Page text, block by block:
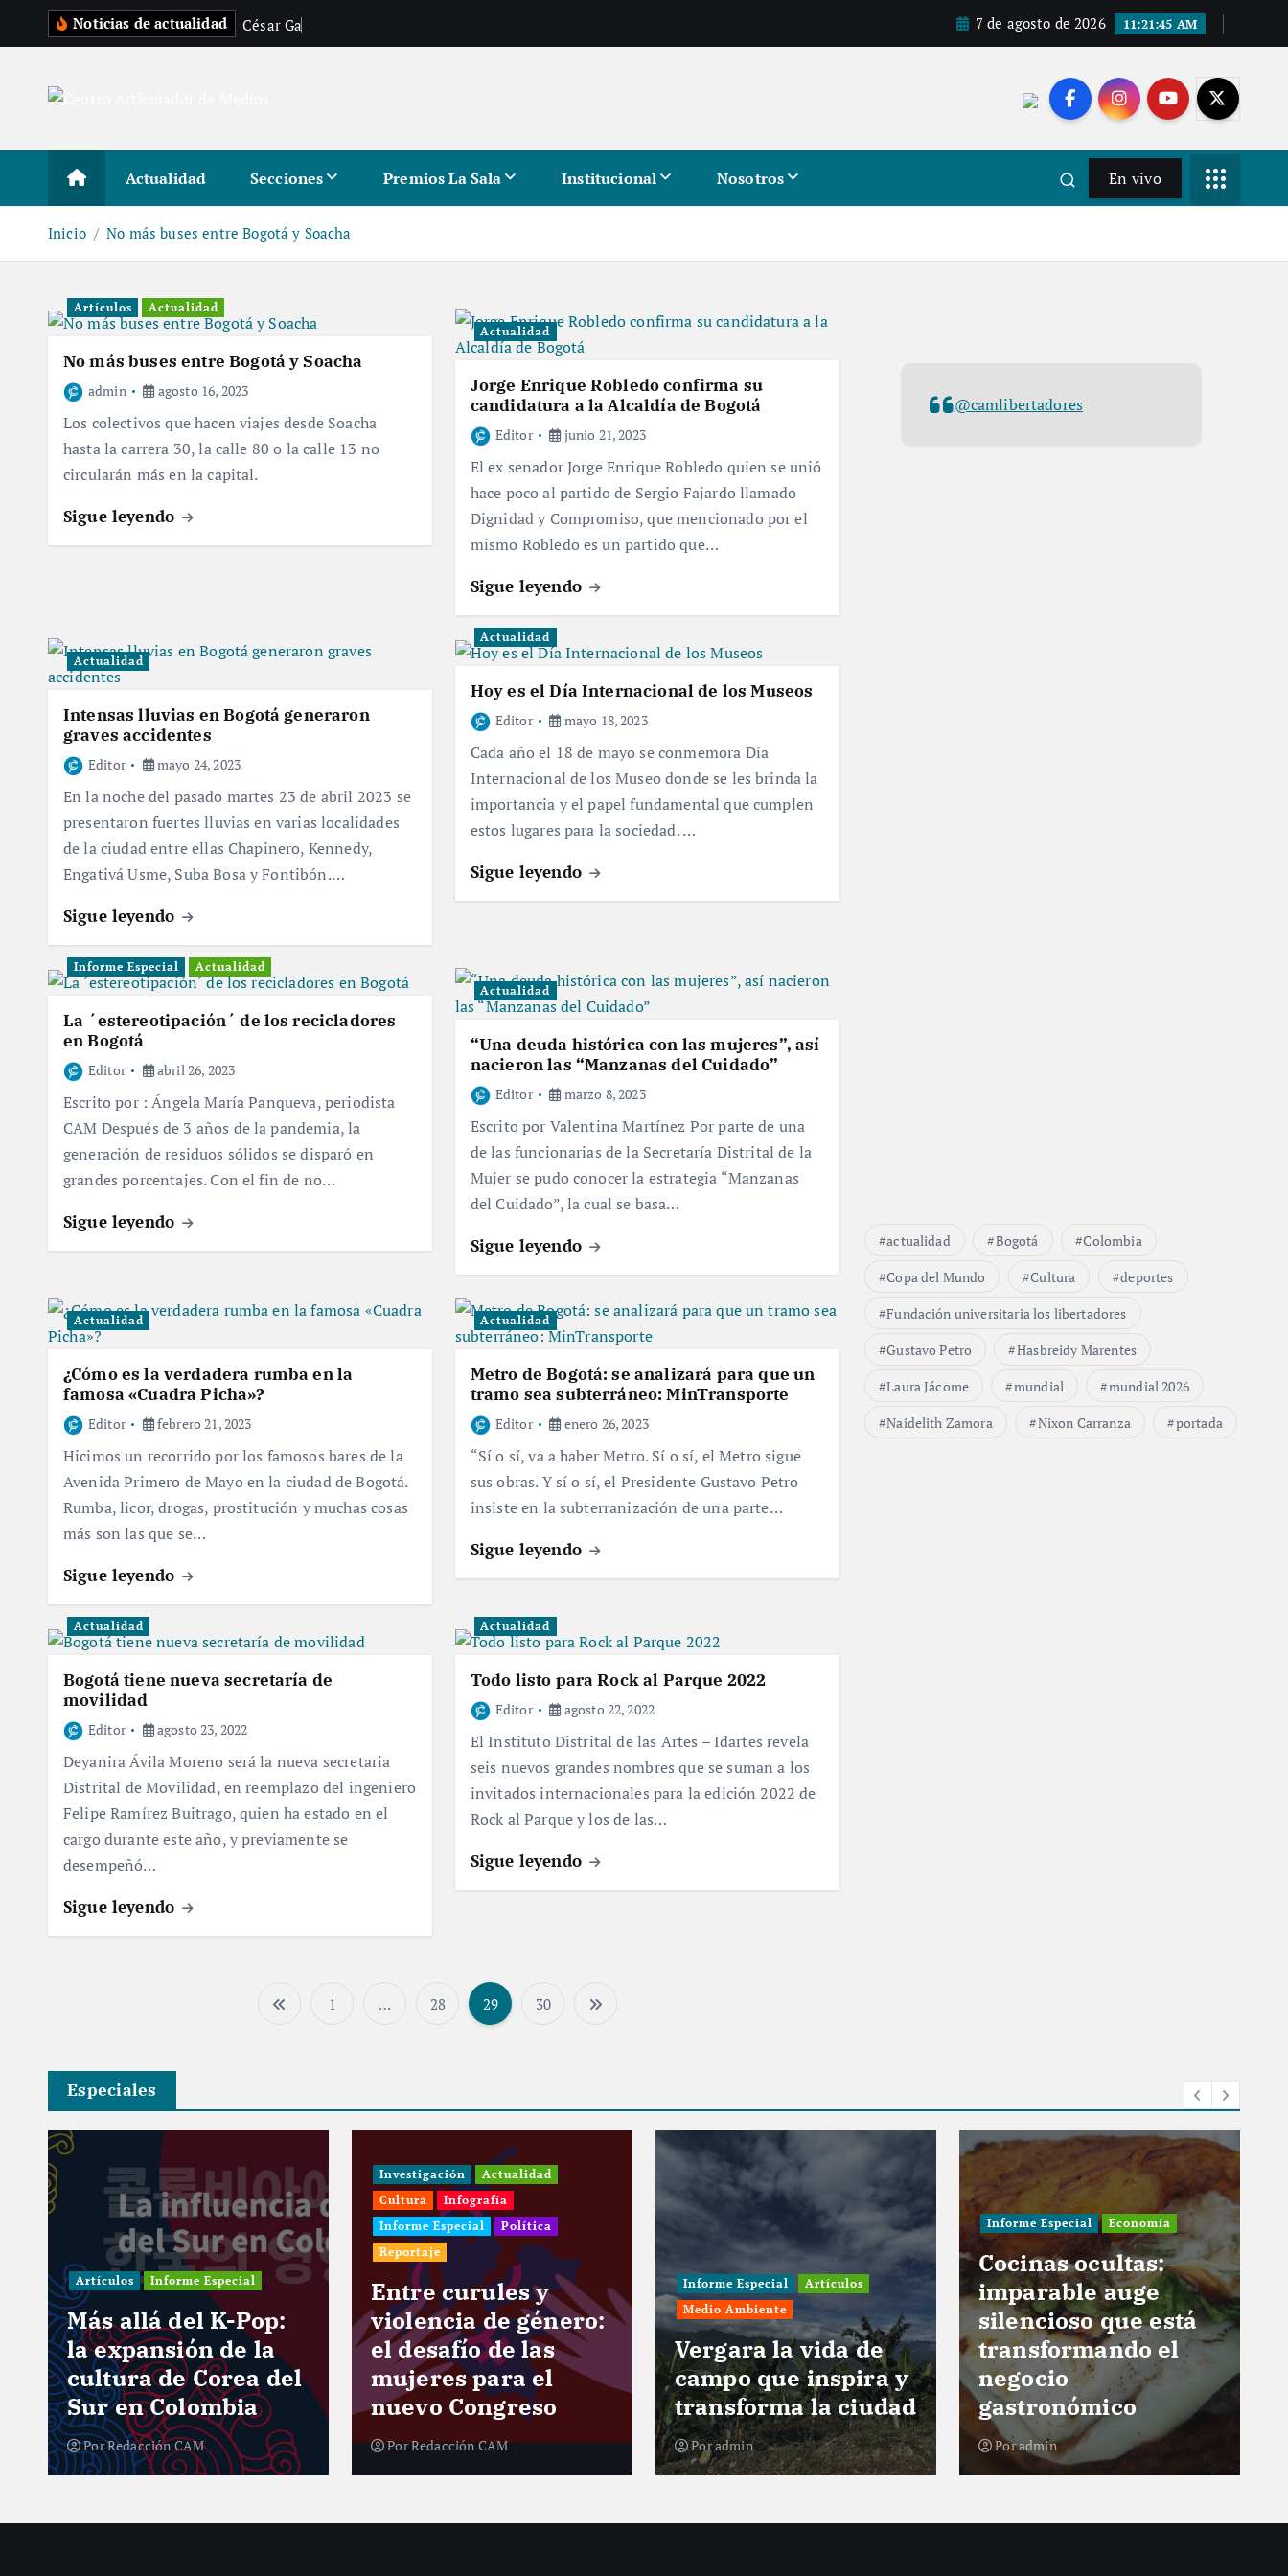
Noticias de actualidad César Ga 7 de agosto de 2026 11:21:46 AM
Actualidad Secciones Premios La Sala Institucional Nosotros En vivo
Inicio No más buses entre Bogotá y Soacha
Artículos Actualidad
No más buses entre Bogotá y Soacha
admin agosto 16, 2023
Los colectivos que hacen viajes desde Soacha
hasta la carrera 30, la calle 80 o la calle 13 no
circularán más en la capital.
Sigue leyendo
Actualidad
Jorge Enrique Robledo confirma su
candidatura a la Alcaldía de Bogotá
Editor junio 21, 2023
El ex senador Jorge Enrique Robledo quien se unió
hace poco al partido de Sergio Fajardo llamado
Dignidad y Compromiso, que mencionado por el
mismo Robledo es un partido que…
Sigue leyendo
Actualidad
Intensas lluvias en Bogotá generaron
graves accidentes
Editor mayo 24, 2023
En la noche del pasado martes 23 de abril 2023 se
presentaron fuertes lluvias en varias localidades
de la ciudad entre ellas Chapinero, Kennedy,
Engativá Usme, Suba Bosa y Fontibón.…
Sigue leyendo
Actualidad
Hoy es el Día Internacional de los Museos
Editor mayo 18, 2023
Cada año el 18 de mayo se conmemora Día
Internacional de los Museo donde se les brinda la
importancia y el papel fundamental que cumplen
estos lugares para la sociedad. …
Sigue leyendo
Informe Especial Actualidad
La ´estereotipación´ de los recicladores
en Bogotá
Editor abril 26, 2023
Escrito por : Ángela María Panqueva, periodista
CAM Después de 3 años de la pandemia, la
generación de residuos sólidos se disparó en
grandes porcentajes. Con el fin de no…
Sigue leyendo
Actualidad
“Una deuda histórica con las mujeres”, así
nacieron las “Manzanas del Cuidado”
Editor marzo 8, 2023
Escrito por Valentina Martínez Por parte de una
de las funcionarias de la Secretaría Distrital de la
Mujer se pudo conocer la estrategia “Manzanas
del Cuidado”, la cual se basa…
Sigue leyendo
Actualidad
¿Cómo es la verdadera rumba en la
famosa «Cuadra Picha»?
Editor febrero 21, 2023
Hicimos un recorrido por los famosos bares de la
Avenida Primero de Mayo en la ciudad de Bogotá.
Rumba, licor, drogas, prostitución y muchas cosas
más son las que se…
Sigue leyendo
Actualidad
Metro de Bogotá: se analizará para que un
tramo sea subterráneo: MinTransporte
Editor enero 26, 2023
“Sí o sí, va a haber Metro. Sí o sí, el Metro sigue
sus obras. Y sí o sí, el Presidente Gustavo Petro
insiste en la subterranización de una parte…
Sigue leyendo
Actualidad
Bogotá tiene nueva secretaría de
movilidad
Editor agosto 23, 2022
Deyanira Ávila Moreno será la nueva secretaria
Distrital de Movilidad, en reemplazo del ingeniero
Felipe Ramírez Buitrago, quien ha estado en el
cargo durante este año, y previamente se
desempeñó…
Sigue leyendo
Actualidad
Todo listo para Rock al Parque 2022
Editor agosto 22, 2022
El Instituto Distrital de las Artes – Idartes revela
seis nuevos grandes nombres que se suman a los
invitados internacionales para la edición 2022 de
Rock al Parque y los de las…
Sigue leyendo
P
g
i
n
a
c
i
ó
n
1 … 28 29 30
@camlibertadores
actualidad Bogotá
Colombia
Copa del Mundo
Cultura
deportes
Fundación universitaria los libertadores
Gustavo Petro
Hasbreidy Marentes
Laura Jácome
mundial
mundial 2026
Naidelith Zamora
Nixon Carranza portada
Especiales
Artículos Informe Especial
Más allá del K-Pop:
la expansión de la
cultura de Corea del
Sur en Colombia
PorRedacción CAM
Investigación
Actualidad
Cultura
Infografía
Informe Especial
Política
Reportaje
Entre curules y
violencia de género:
el desafío de las
mujeres para el
nuevo Congreso
PorRedacción CAM
Informe Especial
Artículos
Medio Ambiente
Vergara la vida de
campo que inspira y
transforma la ciudad
Poradmin
Informe Especial Economía
Cocinas ocultas:
imparable auge
silencioso que está
transformando el
negocio
gastronómico
Poradmin